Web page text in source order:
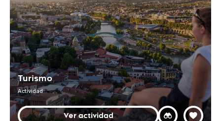
Turismo
Actividad
Ver actividad